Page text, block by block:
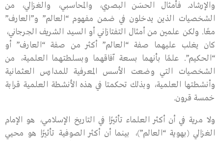
والإرشاد. فأمثال الحسَن البصري، والمحاسبي، والغزالي، من
الشخصيات الذين يدخلون في ضمن مفهوم “العالم” و”العارف”
معًا. ولكن علمين من أمثال التفتازاني أو السيد الشريف الجرجاني،
كان يغلب عليهما صفة “العالم” أكثر من صفة “العارف” أو
“الحكيم”. علمًا بأنهما بسعة آفاقهما وبسلطتهما العلمية، من
الشخصيات التي وضعت الأسس المعرفية للمدارس العثمانية
وأنشطتها العلمية، وبذلك تحكمتا في هذه الأنشطة العلمية قرابة
خمسة قرون.
ولا مرية في أن أكثر العلماء تأثيرًا في التاريخ الإسلامي، هو الإمام
الغزالي (بهوية “العالم”)، بينما أن أكثر الصوفية تأثيرًا هو محيي